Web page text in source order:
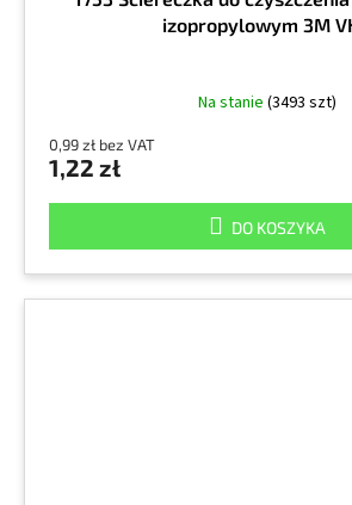
izopropylowym 3M
Na stanie (3493 szt)
0,99 zł bez VAT
1,22 zł
DO KOSZYKA